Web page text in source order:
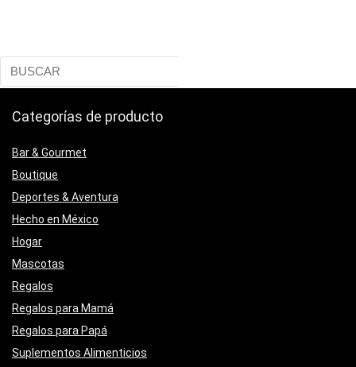
Categorías de producto
Bar & Gourmet
Boutique
Deportes & Aventura
Hecho en México
Hogar
Mascotas
Regalos
Regalos para Mamá
Regalos para Papá
Suplementos Alimenticios